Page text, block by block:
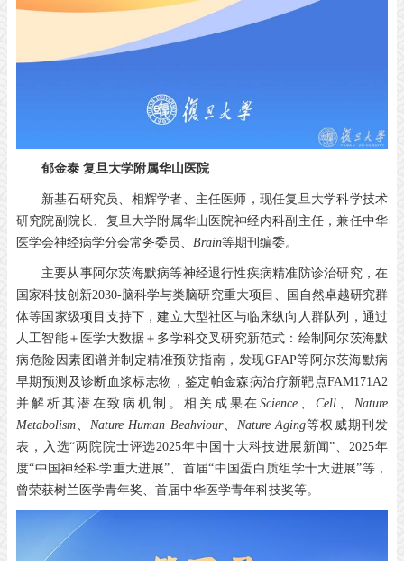
郁金泰 复旦大学附属华山医院
新基石研究员、相辉学者、主任医师，现任复旦大学科学技术
研究院副院长、复旦大学附属华山医院神经内科副主任，兼任中华
医学会神经病学分会常务委员、 Brain等期刊编委。
主要从事阿尔茨海默病等神经退行性疾病精准防诊治研究，在
国家科技创新2030-脑科学与类脑研究重大项目、国自然卓越研究群
体等国家级项目支持下，建立大型社区与临床纵向人群队列，通过
人工智能＋医学大数据＋多学科交叉研究新范式：绘制阿尔茨海默
病危险因素图谱并制定精准预防指南，发现GFAP等阿尔茨海默病
早期预测及诊断血浆标志物，鉴定帕金森病治疗新靶点FAM171A2
并解析其潜在致病机制。相关成果在Science、Cell、Nature
Metabolism、Nature Human Beahviour、Nature Aging等权威期刊发
表，入选“两院院士评选2025年中国十大科技进展新闻”、2025年
度“中国神经科学重大进展”、首届“中国蛋白质组学十大进展”等，
曾荣获树兰医学青年奖、首届中华医学青年科技奖等。